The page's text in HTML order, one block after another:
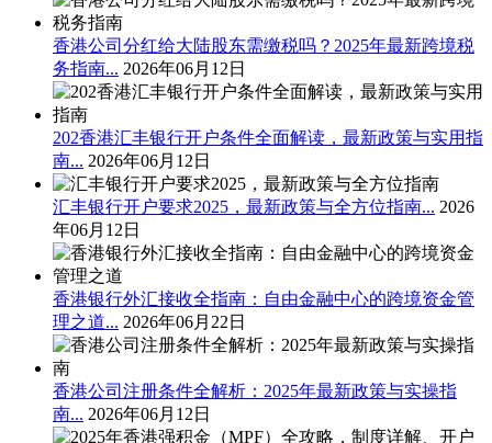
香港公司分红给大陆股东需缴税吗？2025年最新跨境税
务指南... 2026年06月12日
202香港汇丰银行开户条件全面解读，最新政策与实用指
南... 2026年06月12日
汇丰银行开户要求2025，最新政策与全方位指南... 2026
年06月12日
香港银行外汇接收全指南：自由金融中心的跨境资金管
理之道... 2026年06月22日
香港公司注册条件全解析：2025年最新政策与实操指
南... 2026年06月12日